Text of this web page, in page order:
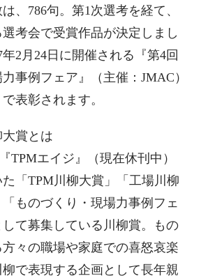
、786句。第1次選考を経て、
考会で受賞作品が決定しまし
2月24日に開催される『第4回
事例フェア』（主催：JMAC）
表彰されます。
賞とは
TPMエイジ』（現在休刊中）
「TPM川柳大賞」「工場川柳
ものづくり・現場力事例フェ
て募集している川柳賞。もの
々の職場や家庭での喜怒哀楽
で表現する企画として長年親